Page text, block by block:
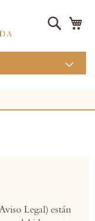
Buscar
Legal) están